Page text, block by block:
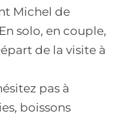
Michel de
solo, en couple,
de la visite à
pas à
boissons